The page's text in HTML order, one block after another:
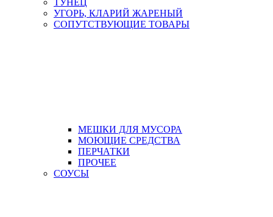
ТУНЕЦ
УГОРЬ, КЛАРИЙ ЖАРЕНЫЙ
СОПУТСТВУЮЩИЕ ТОВАРЫ
МЕШКИ ДЛЯ МУСОРА
МОЮЩИЕ СРЕДСТВА
ПЕРЧАТКИ
ПРОЧЕЕ
СОУСЫ